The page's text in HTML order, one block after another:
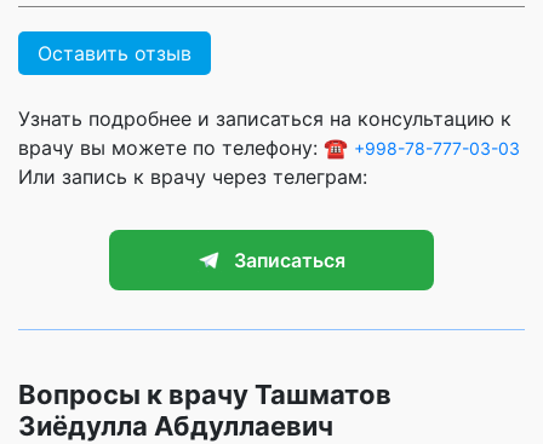
Оставить отзыв
Узнать подробнее и записаться на консультацию к
врачу вы можете по телефону: ☎️ +998-78-777-03-03
Или запись к врачу через телеграм:
Записаться
Вопросы к врачу Ташматов
Зиёдулла Абдуллаевич